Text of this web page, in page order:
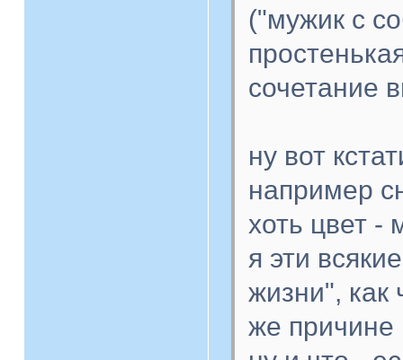
("мужик с
сочетание
ну вот
например
хоть цвет -
я эти
жизни", как
же причине